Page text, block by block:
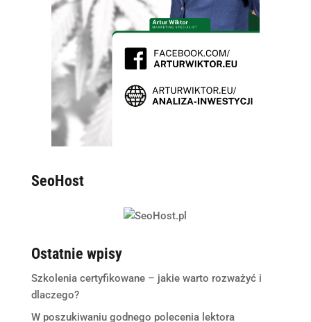
SeoHost
Ostatnie wpisy
Szkolenia certyfikowane – jakie warto rozważyć i
dlaczego?
W poszukiwaniu godnego polecenia lektora